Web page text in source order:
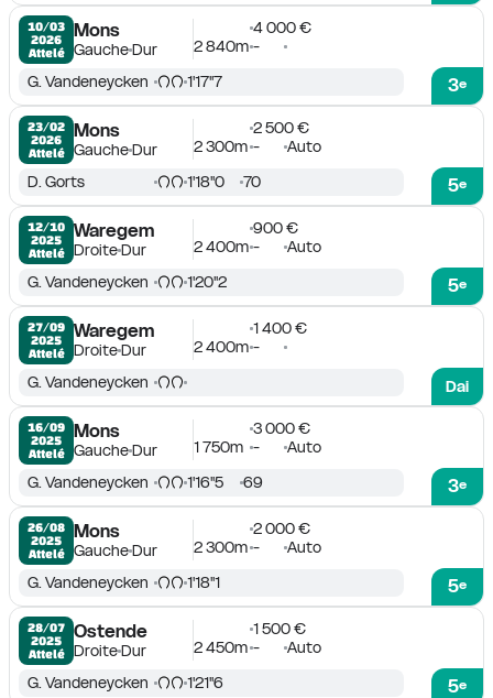
10/03
2026
Attelé
Mons
GaucheDur
4 000 €
2 840m -
3e
G. Vandeneycken 1'17''7
23/02
2026
Attelé
Mons
GaucheDur
2 500 €
2 300m - Auto
5e
D. Gorts 1'18''0 70
12/10
2025
Attelé
Waregem
DroiteDur
900 €
2 400m - Auto
5e
G. Vandeneycken 1'20''2
27/09
2025
Attelé
Waregem
DroiteDur
1 400 €
2 400m -
Dai
G. Vandeneycken
16/09
2025
Attelé
Mons
GaucheDur
3 000 €
1 750m - Auto
3e
G. Vandeneycken 1'16''5 69
26/08
2025
Attelé
Mons
GaucheDur
2 000 €
2 300m - Auto
5e
G. Vandeneycken 1'18''1
28/07
2025
Attelé
Ostende
DroiteDur
1 500 €
2 450m - Auto
5e
G. Vandeneycken 1'21''6